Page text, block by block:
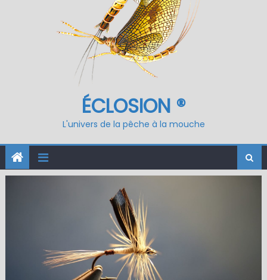
ÉCLOSION ®
L'univers de la pêche à la mouche